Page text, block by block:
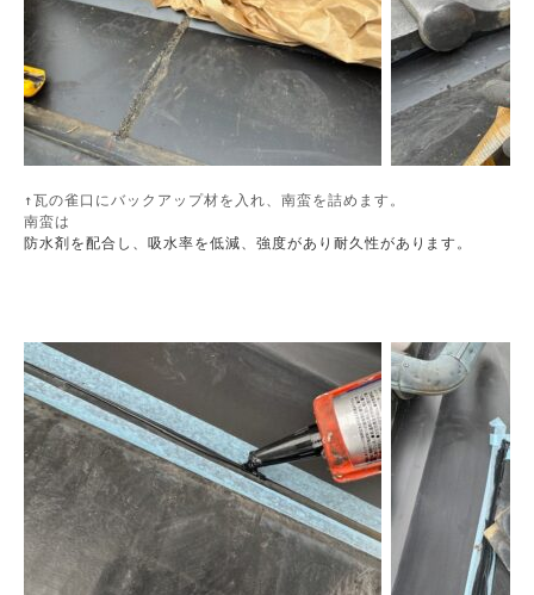
↑瓦の雀口にバックアップ材を入れ、南蛮を詰めます。
南蛮は
防水剤を配合し、吸水率を低減、強度があり耐久性があります。